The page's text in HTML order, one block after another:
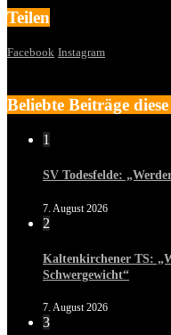
Teilen
Facebook Instagram
Beliebte Beiträge
1
SV Todesfelde:
7. August 2026
2
Kaltenkirchener TS:
Schwergewicht“
7. August 2026
3